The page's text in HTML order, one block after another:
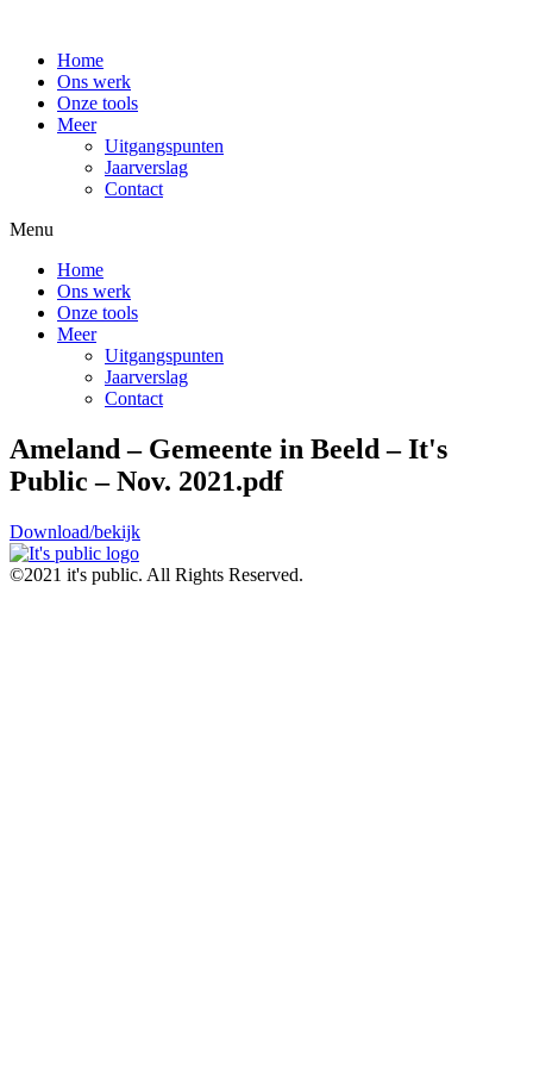
Home
Ons werk
Onze tools
Meer
Uitgangspunten
Jaarverslag
Contact
Menu
Home
Ons werk
Onze tools
Meer
Uitgangspunten
Jaarverslag
Contact
Ameland – Gemeente in Beeld – It's
Public – Nov. 2021.pdf
Download/bekijk
©2021 it's public. All Rights Reserved.